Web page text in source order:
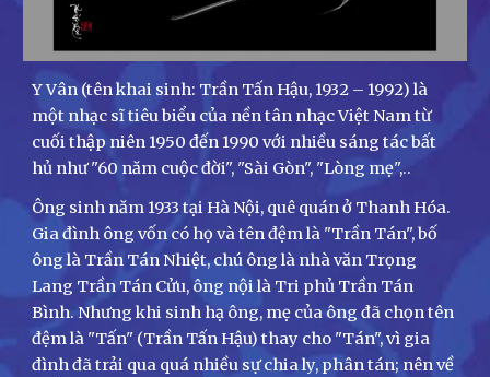
Y Vân (tên khai sinh: Trần Tấn Hậu, 1932 – 1992) là
một nhạc sĩ tiêu biểu của nền tân nhạc Việt Nam từ
cuối thập niên 1950 đến 1990 với nhiều sáng tác bất
hủ như "60 năm cuộc đời", "Sài Gòn", "Lòng mẹ",..
Ông sinh năm 1933 tại Hà Nội, quê quán ở Thanh Hóa.
Gia đình ông vốn có họ và tên đệm là "Trần Tán", bố
ông là Trần Tán Nhiệt, chú ông là nhà văn Trọng
Lang Trần Tán Cửu, ông nội là Tri phủ Trần Tán
Bình. Nhưng khi sinh hạ ông, mẹ của ông đã chọn tên
đệm là "Tấn" (Trần Tấn Hậu) thay cho "Tán", vì gia
đình đã trải qua quá nhiều sự chia ly, phân tán; nên về